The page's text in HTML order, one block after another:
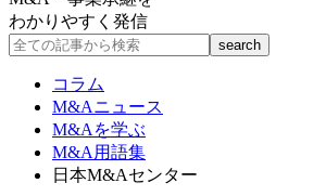
わかりやすく発信
コラム
M&Aニュース
M&Aを学ぶ
M&A用語集
日本M&Aセンター